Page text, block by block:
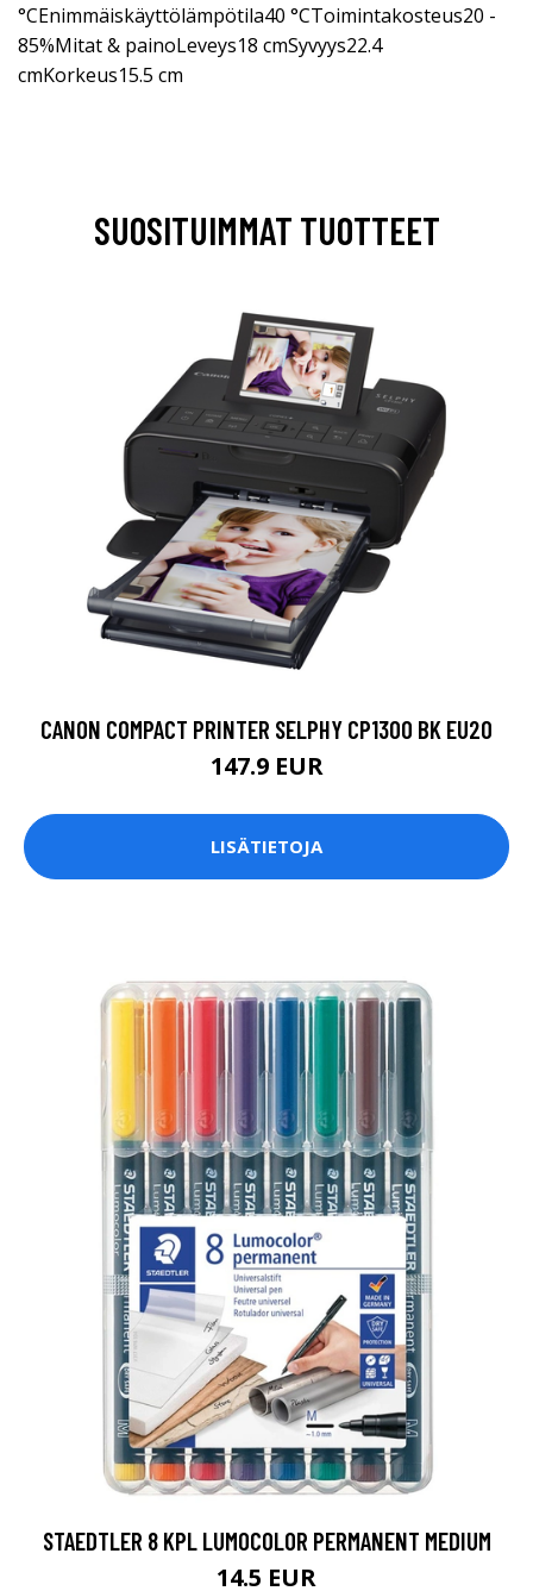
°CEnimmäiskäyttölämpötila40 °CToimintakosteus20 -
85%Mitat & painoLeveys18 cmSyvyys22.4
cmKorkeus15.5 cm
SUOSITUIMMAT TUOTTEET
CANON COMPACT PRINTER SELPHY CP1300 BK EU20
147.9 EUR
LISÄTIETOJA
STAEDTLER 8 KPL LUMOCOLOR PERMANENT MEDIUM
14.5 EUR